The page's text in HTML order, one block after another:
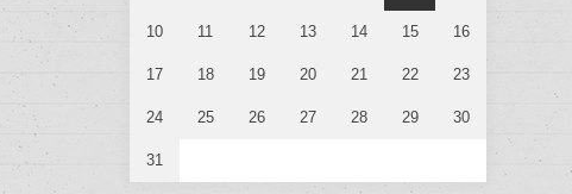
10 11 12 13 14 15 16
17 18 19 20 21 22 23
24 25 26 27 28 29 30
31